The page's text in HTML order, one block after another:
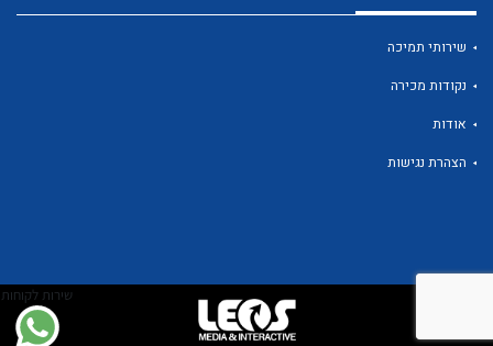
שירות לקוחות
שירותי תמיכה
נקודות מכירה
אודות
הצהרת נגישות